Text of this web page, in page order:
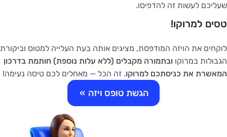
שעליכם לעשות זה להדפיסו.
טסים למרוקו!
לוקחים את הויזה המודפסת, מציגים אותה בעת העלייה למטוס וביקורת
הגבולות במרוקו ובתמורה מקבלים (ללא עלות נוספת) חותמת בדרכון
המאשרת את כניסתכם למרוקו. זה הכל — מאחלים לכם טיסה נעימה!
הגשת טופס ויזה »